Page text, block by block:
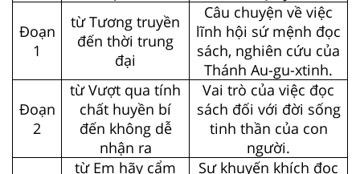
Đoạn
1
từ Tương truyền
đến thời trung
đại
Câu chuyện về việc
lĩnh hội sứ mệnh đọc
sách, nghiên cứu của
Thánh Au-gu-xtinh.
Đoạn
2
từ Vượt qua tính
chất huyền bí
đến không dễ
nhận ra
Vai trò của việc đọc
sách đối với đời sống
tinh thần của con
người.
từ Em hãy cẩm
Sự khuyến khích đọc